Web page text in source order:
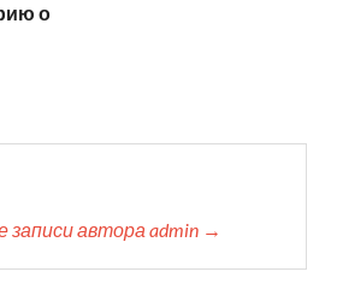
о
автора admin →